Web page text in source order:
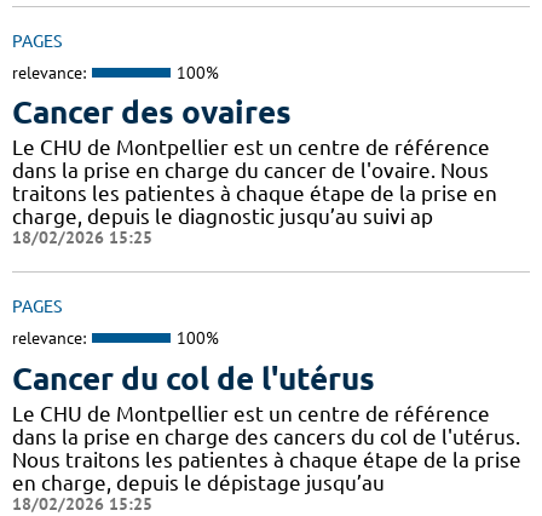
PAGES
relevance: 100%
Cancer des ovaires
Le CHU de Montpellier est un centre de référence
dans la prise en charge du cancer de l'ovaire. Nous
traitons les patientes à chaque étape de la prise en
charge, depuis le diagnostic jusqu’au suivi ap
18/02/2026 15:25
PAGES
relevance: 100%
Cancer du col de l'utérus
Le CHU de Montpellier est un centre de référence
dans la prise en charge des cancers du col de l'utérus.
Nous traitons les patientes à chaque étape de la prise
en charge, depuis le dépistage jusqu’au
18/02/2026 15:25